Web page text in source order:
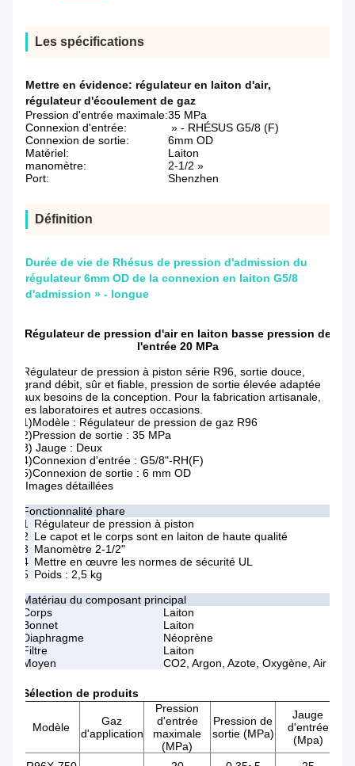
Les spécifications
Mettre en évidence: régulateur en laiton d'air,
régulateur d'écoulement de gaz
Pression d'entrée maximale:35 MPa
Connexion d'entrée:
» - RHÉSUS G5/8 (F)
Connexion de sortie:
6mm OD
Matériel:
Laiton
manomètre:
2-1/2 »
Port:
Shenzhen
Définition
Durée de vie de Rhésus de pression d'admission du
régulateur 6mm OD de la connexion en laiton G5/8
d'admission » - longue
Régulateur de pression d'air en laiton basse pression de
l'entrée 20 MPa
Régulateur de pression à piston série R96, sortie douce,
grand débit, sûr et fiable, pression de sortie élevée adaptée
aux besoins de la conception. Pour la fabrication artisanale,
les laboratoires et autres occasions.
1)Modèle : Régulateur de pression de gaz R96
2)Pression de sortie : 35 MPa
3) Jauge : Deux
4)Connexion d'entrée : G5/8"-RH(F)
5)Connexion de sortie : 6 mm OD
Images détaillées
Fonctionnalité phare
1 Régulateur de pression à piston
2 Le capot et le corps sont en laiton de haute qualité
3 Manomètre 2-1/2"
4 Mettre en œuvre les normes de sécurité UL
5 Poids : 2,5 kg
Matériau du composant principal
Corps
Laiton
Bonnet
Laiton
Diaphragme
Néoprène
Filtre
Laiton
Moyen
CO2, Argon, Azote, Oxygène, Air
Sélection de produits
Modèle
Gaz
d'application
Pression
d'entrée
maximale
(MPa)
Pression de
sortie (MPa)
Jauge
d'entrée
(Mpa)